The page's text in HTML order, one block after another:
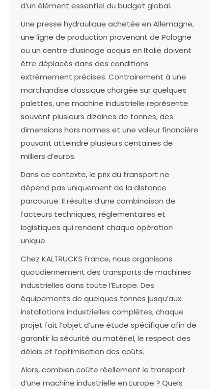
d’un élément essentiel du budget global.
Une presse hydraulique achetée en Allemagne,
une ligne de production provenant de Pologne
ou un centre d’usinage acquis en Italie doivent
être déplacés dans des conditions
extrêmement précises. Contrairement à une
marchandise classique chargée sur quelques
palettes, une machine industrielle représente
souvent plusieurs dizaines de tonnes, des
dimensions hors normes et une valeur financière
pouvant atteindre plusieurs centaines de
milliers d’euros.
Dans ce contexte, le prix du transport ne
dépend pas uniquement de la distance
parcourue. Il résulte d’une combinaison de
facteurs techniques, réglementaires et
logistiques qui rendent chaque opération
unique.
Chez KALTRUCKS France, nous organisons
quotidiennement des transports de machines
industrielles dans toute l’Europe. Des
équipements de quelques tonnes jusqu’aux
installations industrielles complètes, chaque
projet fait l’objet d’une étude spécifique afin de
garantir la sécurité du matériel, le respect des
délais et l’optimisation des coûts.
Alors, combien coûte réellement le transport
d’une machine industrielle en Europe ? Quels